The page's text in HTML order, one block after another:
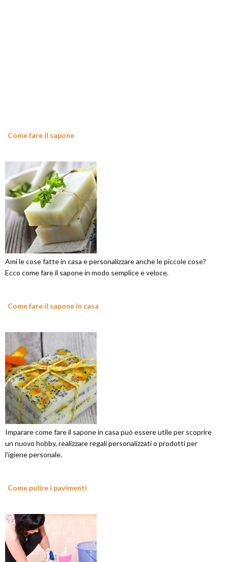
Come fare il sapone
Ami le cose fatte in casa e personalizzare anche le piccole cose?
Ecco come fare il sapone in modo semplice e veloce.
Come fare il sapone in casa
Imparare come fare il sapone in casa può essere utile per scoprire
un nuovo hobby, realizzare regali personalizzati o prodotti per
l'igiene personale.
Come pulire i pavimenti